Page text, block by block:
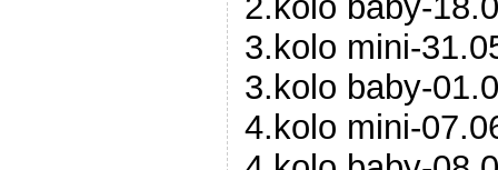
3.kolo mini-
3.kolo baby-
4.kolo mini-